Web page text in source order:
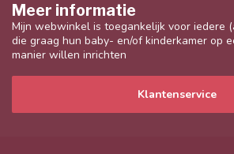
Meer informatie
Mijn webwinkel is toegankelijk voor iedere
die graag hun baby- en/of kinderkamer op
manier willen inrichten
Klantenservice